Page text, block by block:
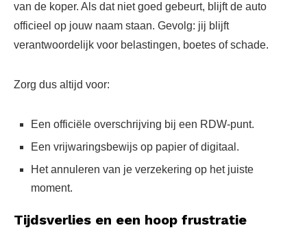
van de koper. Als dat niet goed gebeurt, blijft de auto
officieel op jouw naam staan. Gevolg: jij blijft
verantwoordelijk voor belastingen, boetes of schade.
Zorg dus altijd voor:
Een officiële overschrijving bij een RDW-punt.
Een vrijwaringsbewijs op papier of digitaal.
Het annuleren van je verzekering op het juiste
moment.
Tijdsverlies en een hoop frustratie